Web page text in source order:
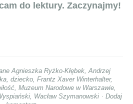
do lektury. Zaczynajmy!
Agnieszka Ryżko-Kłębek,Andrzej
, dziecko, Frantz Xaver Winterhalter,
, Muzeum Narodowe w Warszawie,
, Wacław Szymanowski
Dodaj